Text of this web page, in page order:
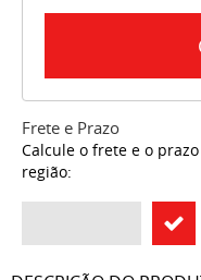
Frete e Prazo
Calcule o frete e o
região: